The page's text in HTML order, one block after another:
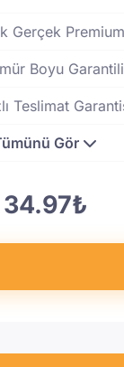
Gerçek
Boyu Garantili
Teslimat
Gör
34.97₺